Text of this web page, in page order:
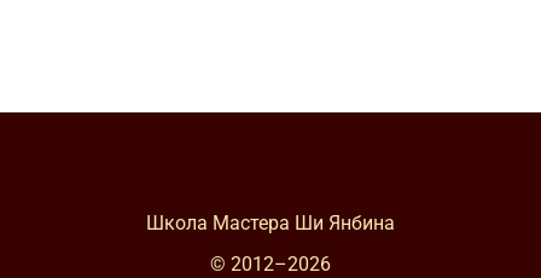
Школа Мастера Ши Янбина
© 2012–2026